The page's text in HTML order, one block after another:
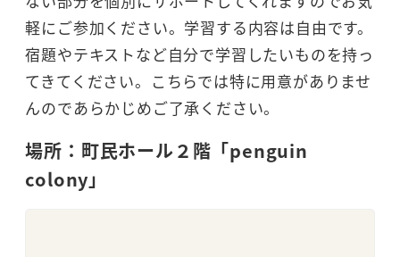
軽にご参加ください。学習する内容は自由です。
宿題やテキストなど自分で学習したいものを持っ
てきてください。こちらでは特に用意がありませ
んのであらかじめご了承ください。
場所：町民ホール２階「penguin
colony」